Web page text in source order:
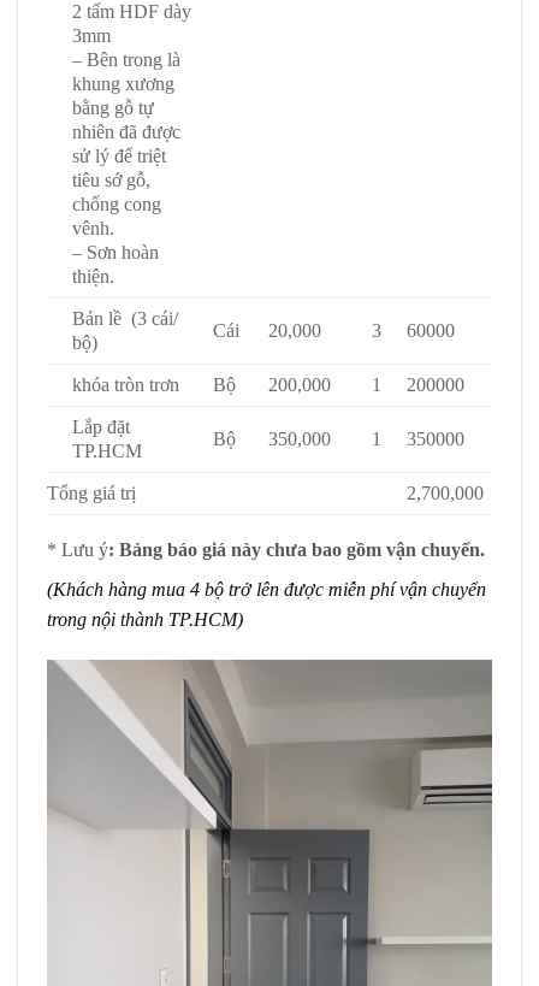
2 tấm HDF dày
3mm
– Bên trong là
khung xương
bằng gỗ tự
nhiên đã được
sử lý để triệt
tiêu sớ gỗ,
chống cong
vênh.
– Sơn hoàn
thiện.
Bản lề (3 cái/
bộ)
Cái 20,000 3 60000
khóa tròn trơn Bộ 200,000 1 200000
Lắp đặt
TP.HCM
Bộ 350,000 1 350000
Tổng giá trị 2,700,000
* Lưu ý: Bảng báo giá này chưa bao gồm vận chuyển.
(Khách hàng mua 4 bộ trở lên được miễn phí vận chuyển
trong nội thành TP.HCM)